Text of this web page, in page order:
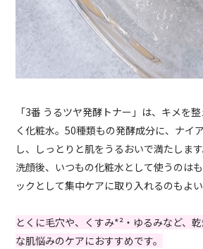
「3番 うるツヤ発酵トナー」は、キメを
く化粧水。50種類もの発酵成分に、ナイ
し、しっとりと肌をうるおいで満たします
洗顔後、いつもの化粧水として使うのは
ックとして集中ケアに取り入れるのもよい
とくに毛穴や、くすみ*²・ゆるみなど、
な肌悩みのケアにおすすめです。